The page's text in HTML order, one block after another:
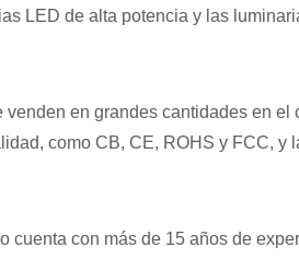
LED de alta potencia y las
venden en grandes cantidades en
como CB, CE, ROHS y FCC,
cuenta con más de 15 años de